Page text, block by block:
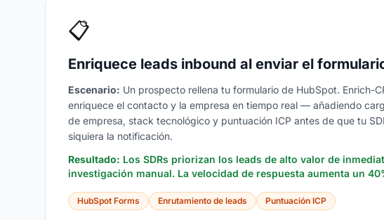
📋
Enriquece leads inbound al enviar el
Escenario: Un prospecto rellena tu formulario de HubSpot. Enrich-
enriquece el contacto y la empresa en tiempo real — añadiendo
de empresa, stack tecnológico y puntuación ICP antes de que tu
siquiera la notificación.
Resultado: Los SDRs priorizan los leads de alto valor de
investigación manual. La velocidad de respuesta aumenta un
HubSpot Forms Enrutamiento de leads Puntuación ICP